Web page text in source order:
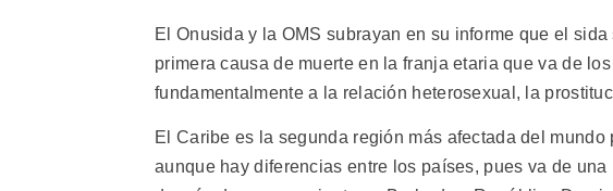
El Onusida y la OMS subrayan en su informe que el
primera causa de muerte en la franja etaria que va de
fundamentalmente a la relación heterosexual, la
El Caribe es la segunda región más afectada del
aunque hay diferencias entre los países, pues va de